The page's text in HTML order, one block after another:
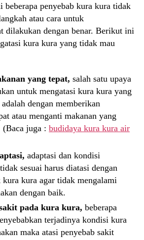
beberapa penyebab kura kura tidak
atau cara untuk
dilakukan dengan benar. Berikut ini
kura kura yang tidak mau
yang tepat, salah satu upaya
untuk mengatasi kura kura yang
dengan memberikan
atau menganti makanan yang
(Baca juga : budidaya kura kura air
adaptasi dan kondisi
sesuai harus diatasi dengan
kura agar tidak mengalami
dengan baik.
pada kura kura, beberapa
terjadinya kondisi kura
maka atasi penyebab sakit